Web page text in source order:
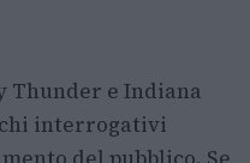
Thunder e Indiana
interrogativi